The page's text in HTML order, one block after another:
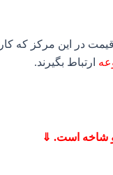
در این مرکز که کار
ارتباط بگیرند.
شاخه است. ⇓